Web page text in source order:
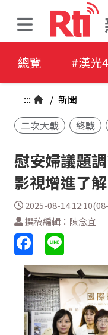
總覽 #漢光
::: / 新聞
二次大戰
終戰
慰安婦議題
影視增進了解
2025-08-14
撰稿編輯：陳念宜